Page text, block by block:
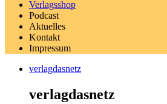
Verlagsshop
Podcast
Aktuelles
Kontakt
Impressum
verlagdasnetz
verlagdasnetz